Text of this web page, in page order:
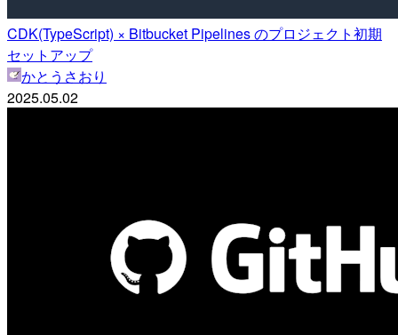
CDK(TypeScript) × Bitbucket Pipelines のプロジェクト初期
セットアップ
かとうさおり
2025.05.02